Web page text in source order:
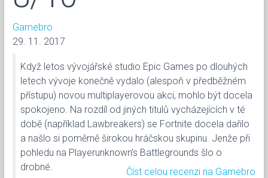
Gamebro
29. 11. 2017
Když letos vývojářské studio Epic Games po dlouhých
letech vývoje konečně vydalo (alespoň v předběžném
přístupu) novou multiplayerovou akci, mohlo být docela
spokojeno. Na rozdíl od jiných titulů vycházejících v té
době (například Lawbreakers) se Fortnite docela dařilo
a našlo si poměrně širokou hráčskou skupinu. Jenže při
pohledu na Playerunknown’s Battlegrounds šlo o
drobné.
Číst celou recenzi na Gamebro